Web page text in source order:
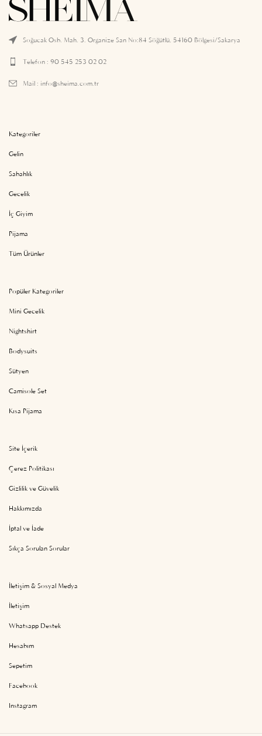
Soğucak Osb. Mah. 3. Organize San No:84 Söğütlü, 54160 Bölgesi/Sakarya
Telefon : 90 545 253 02 02
Mail : info@sheima.com.tr
Kategoriler
Gelin
Sabahlık
Gecelik
İç Giyim
Pijama
Tüm Ürünler
Popüler Kategoriler
Mini Gecelik
Nightshirt
Bodysuits
Sütyen
Camisole Set
Kısa Pijama
Site İçerik
Çerez Politikası
Gizlilik ve Güvelik
Hakkımızda
İptal ve İade
Sıkça Sorulan Sorular
İletişim & Sosyal Medya
İletişim
Whatsapp Destek
Hesabım
Sepetim
Facebook
Instagram